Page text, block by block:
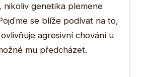
nikoliv genetika plemene
se blíže podívat na to,
agresivní chování u
mu předcházet.